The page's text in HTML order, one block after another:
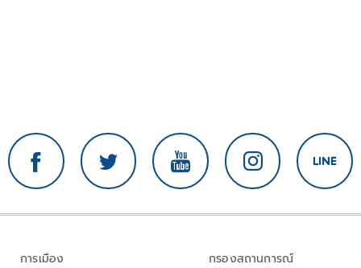
การเมือง
กรองสถานการณ์